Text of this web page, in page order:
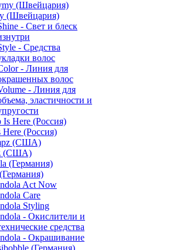
(Швейцария)
- Свет и блеск
- Средства
волос
- Линия для
волос
- Линия для
эластичности и
Here (Россия)
(США)
Act Now
Care
Styling
- Окислители и
средства
- Окрашивание